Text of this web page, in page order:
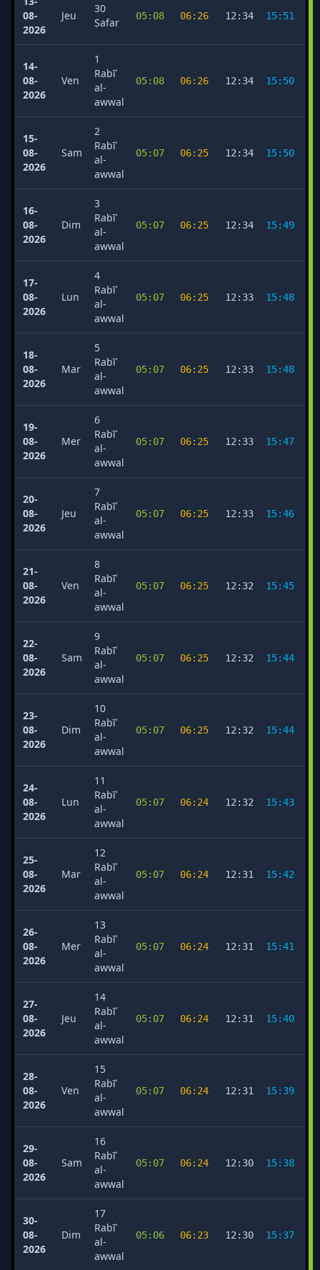
08-
2026
Jeu
30
Ṣafar
05:08 06:26 12:34 15:51
14-
08-
2026
Ven
1
Rabīʿ
al-
awwal
05:08 06:26 12:34 15:50
15-
08-
2026
Sam
2
Rabīʿ
al-
awwal
05:07 06:25 12:34 15:50
16-
08-
2026
Dim
3
Rabīʿ
al-
awwal
05:07 06:25 12:34 15:49
17-
08-
2026
Lun
4
Rabīʿ
al-
awwal
05:07 06:25 12:33 15:48
18-
08-
2026
Mar
5
Rabīʿ
al-
awwal
05:07 06:25 12:33 15:48
19-
08-
2026
Mer
6
Rabīʿ
al-
awwal
05:07 06:25 12:33 15:47
20-
08-
2026
Jeu
7
Rabīʿ
al-
awwal
05:07 06:25 12:33 15:46
21-
08-
2026
Ven
8
Rabīʿ
al-
awwal
05:07 06:25 12:32 15:45
22-
08-
2026
Sam
9
Rabīʿ
al-
awwal
05:07 06:25 12:32 15:44
23-
08-
2026
Dim
10
Rabīʿ
al-
awwal
05:07 06:25 12:32 15:44
24-
08-
2026
Lun
11
Rabīʿ
al-
awwal
05:07 06:24 12:32 15:43
25-
08-
2026
Mar
12
Rabīʿ
al-
awwal
05:07 06:24 12:31 15:42
26-
08-
2026
Mer
13
Rabīʿ
al-
awwal
05:07 06:24 12:31 15:41
27-
08-
2026
Jeu
14
Rabīʿ
al-
awwal
05:07 06:24 12:31 15:40
28-
08-
2026
Ven
15
Rabīʿ
al-
awwal
05:07 06:24 12:31 15:39
29-
08-
2026
Sam
16
Rabīʿ
al-
awwal
05:07 06:24 12:30 15:38
30-
08-
2026
Dim
17
Rabīʿ
al-
awwal
05:06 06:23 12:30 15:37